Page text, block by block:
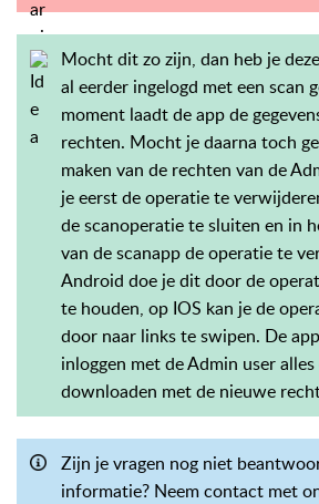
Mocht dit zo zijn, dan heb je
al eerder ingelogd met een scan
moment laadt de app de
rechten. Mocht je daarna toch
maken van de rechten van de
je eerst de operatie te
de scanoperatie te sluiten en in
van de scanapp de operatie te
Android doe je dit door de
te houden, op IOS kan je de
door naar links te swipen. De
inloggen met de Admin user
downloaden met de nieuwe
Zijn je vragen nog niet
informatie? Neem contact met